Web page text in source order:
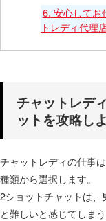
6. 安心してお
トレディ代理
チャットレデ
ットを攻略し
チャットレディの仕事
種類から選択します。
2ショットチャットは
と難しいと感じてしま